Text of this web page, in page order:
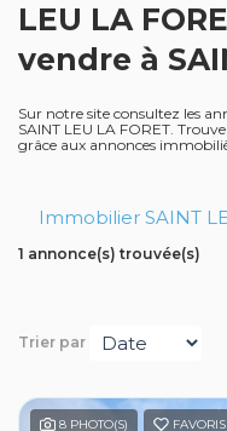
L'agence
Avis clients
LEU LA
vendre à
Sur notre site consultez les
SAINT LEU LA FORET.
grâce aux annonces
Immobilier SAINT
1 annonce(s) trouvée(s)
Trier par
8 PHOTO(S) FAVORIS